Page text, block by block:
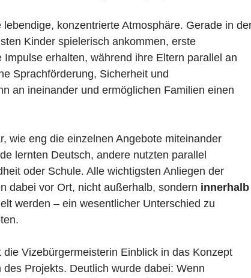
lebendige, konzentrierte Atmosphäre. Gerade in
Kinder spielerisch ankommen, erste
erhalten, während ihre Eltern parallel an
Sprachförderung, Sicherheit und
an ineinander und ermöglichen Familien einen
wie eng die einzelnen Angebote miteinander
lernten Deutsch, andere nutzten parallel
oder Schule. Alle wichtigsten Anliegen der
dabei vor Ort, nicht außerhalb, sondern innerhalb
werden – ein wesentlicher Unterschied zu
Vizebürgermeisterin Einblick in das Konzept
Projekts. Deutlich wurde dabei: Wenn